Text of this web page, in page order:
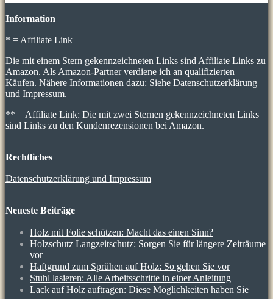
Information
* = Affiliate Link
Die mit einem Stern gekennzeichneten Links sind Affiliate Links zu
Amazon. Als Amazon-Partner verdiene ich an qualifizierten
Käufen. Nähere Informationen dazu: Siehe Datenschutzerklärung
und Impressum.
** = Affiliate Link: Die mit zwei Sternen gekennzeichneten Links
sind Links zu den Kundenrezensionen bei Amazon.
Rechtliches
Datenschutzerklärung und Impressum
Neueste Beiträge
Holz mit Folie schützen: Macht das einen Sinn?
Holzschutz Langzeitschutz: Sorgen Sie für längere Zeiträume
vor
Haftgrund zum Sprühen auf Holz: So gehen Sie vor
Stuhl lasieren: Alle Arbeitsschritte in einer Anleitung
Lack auf Holz auftragen: Diese Möglichkeiten haben Sie